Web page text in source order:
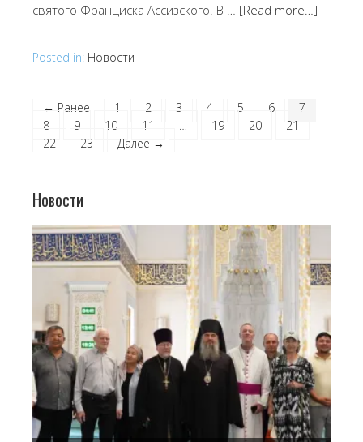
святого Франциска Ассизского. В … [Read more…]
Posted in: Новости
← Ранее 1 2 3 4 5 6
7
8
9 10 11 … 19 20
21
22
23 Далее →
Новости